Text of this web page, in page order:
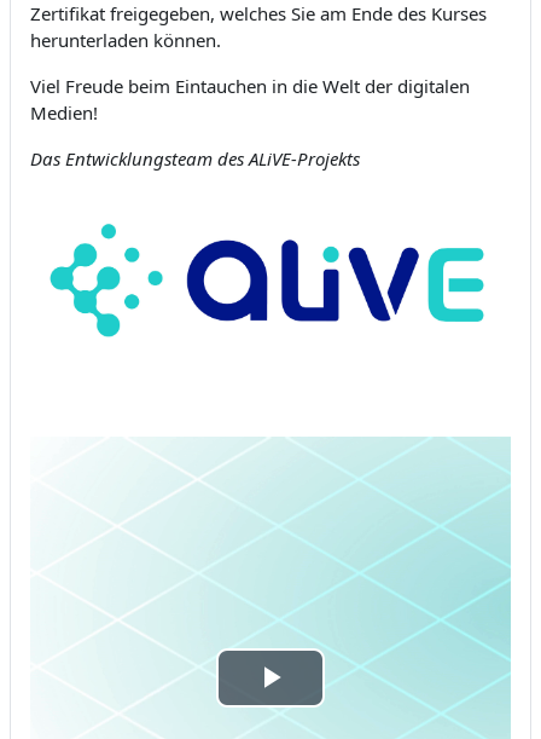
Zertifikat freigegeben, welches Sie am Ende des Kurses
herunterladen können.
Viel Freude beim Eintauchen in die Welt der digitalen
Medien!
Das Entwicklungsteam des ALiVE-Projekts
Video